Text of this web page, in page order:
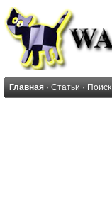
Главная · Статьи · Поиск